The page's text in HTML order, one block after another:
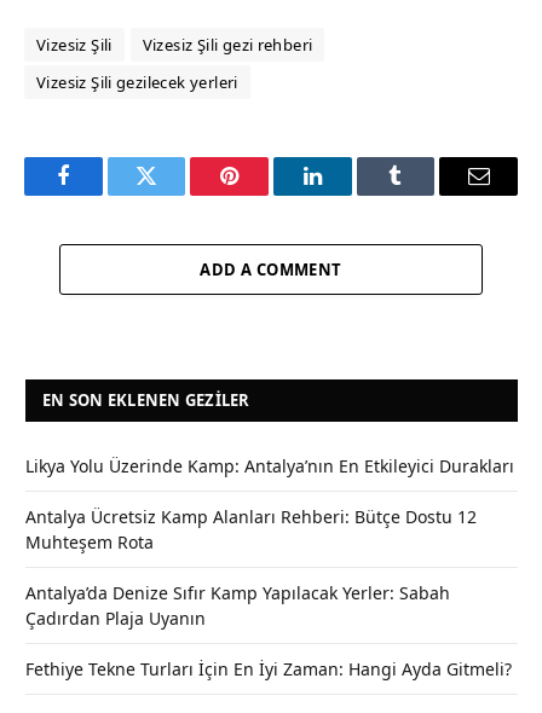
Vizesiz Şili
Vizesiz Şili gezi rehberi
Vizesiz Şili gezilecek yerleri
FacebookTwitter Pinterest LinkedInTumblr Email
ADD A COMMENT
EN SON EKLENEN GEZILER
Likya Yolu Üzerinde Kamp: Antalya’nın En Etkileyici Durakları
Antalya Ücretsiz Kamp Alanları Rehberi: Bütçe Dostu 12
Muhteşem Rota
Antalya’da Denize Sıfır Kamp Yapılacak Yerler: Sabah
Çadırdan Plaja Uyanın
Fethiye Tekne Turları İçin En İyi Zaman: Hangi Ayda Gitmeli?